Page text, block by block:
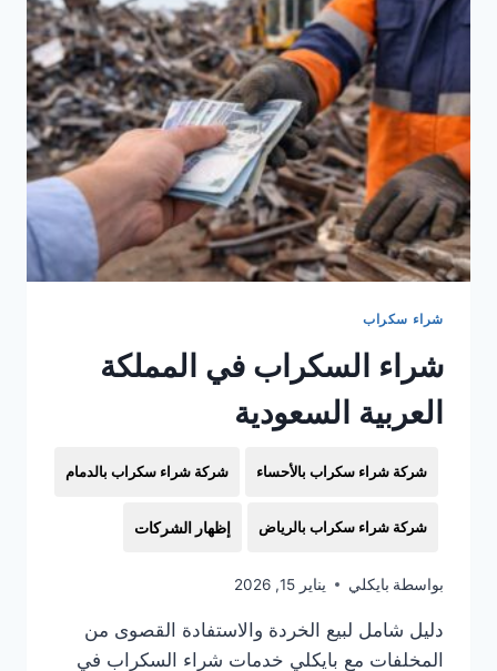
شراء سكراب
شراء السكراب في المملكة
العربية السعودية
شركة شراء سكراب بالأحساء شركة شراء سكراب بالدمام
شركة شراء سكراب بالرياض إظهار الشركات
بواسطة بايكلي يناير 15, 2026
دليل شامل لبيع الخردة والاستفادة القصوى من
المخلفات مع بايكلي خدمات شراء السكراب في